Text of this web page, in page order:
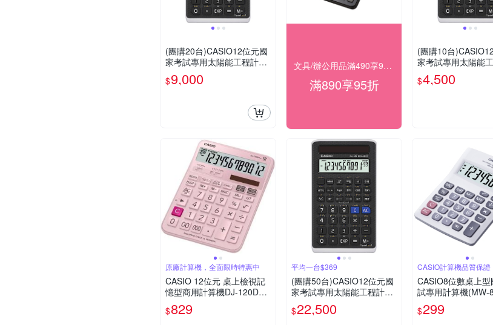
(團購20台)CASIO12位元國
家考試專用太陽能工程計算
機-FX-82SOLARII
$9,000
文具/辦公用品滿490享98折，滿890享95折
滿890享95折
(團購10台
家考試專用太陽能
機-FX-82SOLARII
$4,500
原廠計算機，全面限時特惠中
CASIO 12位元 桌上檢視記
憶型商用計算機DJ-120DPL
US-PK(粉色)
$829
平均一台$369
(團購50台)CASIO12位元國
家考試專用太陽能工程計算
機-FX-82SOLARII
$22,500
CASIO計算機品質保證
CASIO8位數桌上
試專用計算機(MW-
白
$299